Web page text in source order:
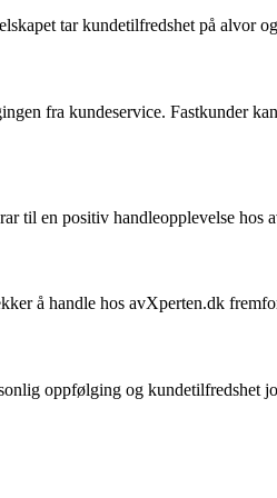
tar kundetilfredshet på alvor
fra kundeservice. Fastkunder
til en positiv handleopplevelse hos
å handle hos avXperten.dk
oppfølging og kundetilfredshet